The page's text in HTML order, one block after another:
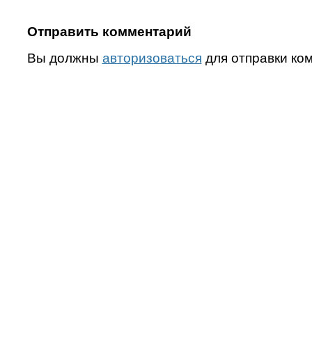
Отправить комментарий
Вы должны авторизоваться для отправки